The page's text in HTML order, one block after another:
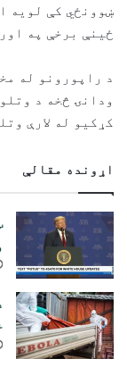
ښوونځي کې لویه
ځینې برخې په
د راپورونو له
ودانۍ څخه د
کړکیو له لارې
اړونده مقالې